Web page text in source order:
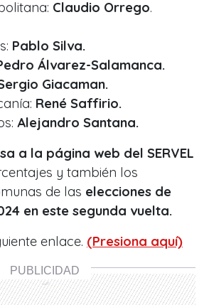
Claudio Orrego.
Pablo Silva.
Álvarez-Salamanca.
Giacaman.
René Saffirio.
Alejandro Santana.
a la página web del SERVEL
y también los
de las elecciones de
en este segunda vuelta.
enlace. (Presiona aquí)